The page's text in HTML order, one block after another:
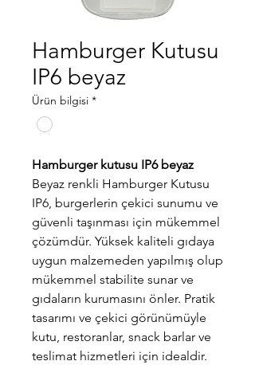
Hamburger Kutusu
IP6 beyaz
Ürün bilgisi *
Hamburger kutusu IP6 beyaz
Beyaz renkli Hamburger Kutusu
IP6, burgerlerin çekici sunumu ve
güvenli taşınması için mükemmel
çözümdür. Yüksek kaliteli gıdaya
uygun malzemeden yapılmış olup
mükemmel stabilite sunar ve
gıdaların kurumasını önler. Pratik
tasarımı ve çekici görünümüyle
kutu, restoranlar, snack barlar ve
teslimat hizmetleri için idealdir.